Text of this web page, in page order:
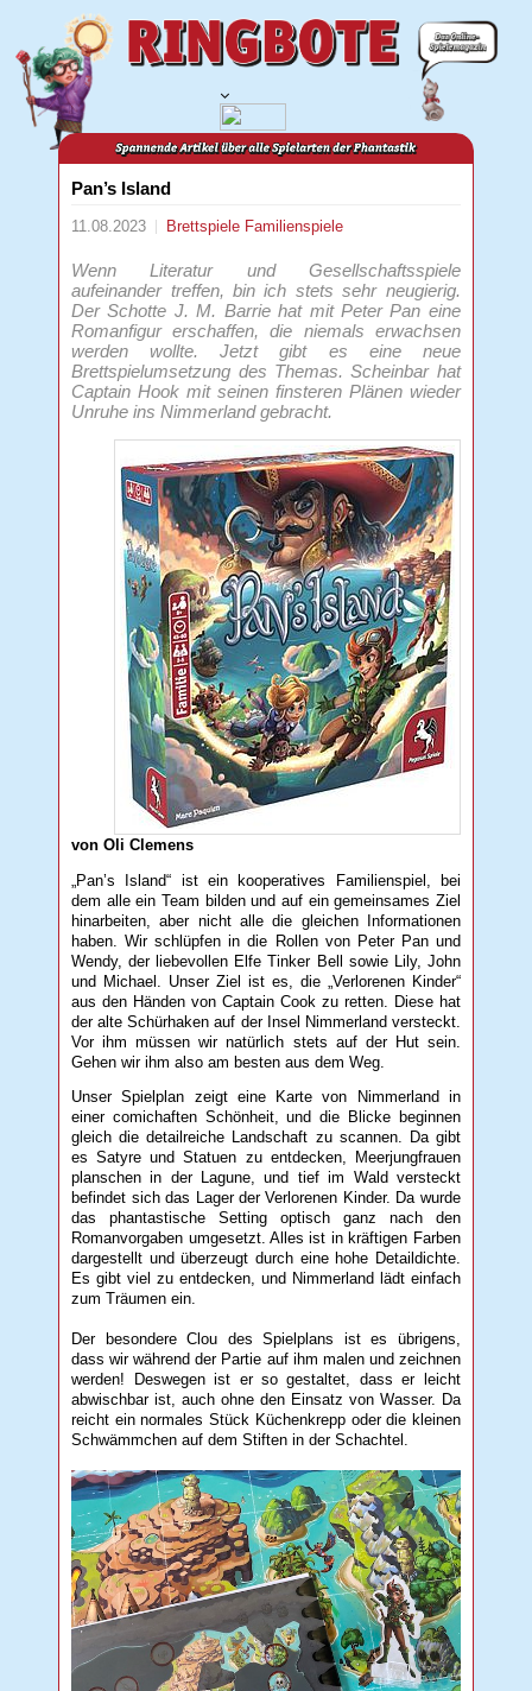
Pan’s Island
11.08.2023 Brettspiele Familienspiele
Wenn Literatur und Gesellschaftsspiele
aufeinander treffen, bin ich stets sehr neugierig.
Der Schotte J. M. Barrie hat mit Peter Pan eine
Romanfigur erschaffen, die niemals erwachsen
werden wollte. Jetzt gibt es eine neue
Brettspielumsetzung des Themas. Scheinbar hat
Captain Hook mit seinen finsteren Plänen wieder
Unruhe ins Nimmerland gebracht.
von Oli Clemens
„Pan’s Island“ ist ein kooperatives Familienspiel, bei
dem alle ein Team bilden und auf ein gemeinsames Ziel
hinarbeiten, aber nicht alle die gleichen Informationen
haben. Wir schlüpfen in die Rollen von Peter Pan und
Wendy, der liebevollen Elfe Tinker Bell sowie Lily, John
und Michael. Unser Ziel ist es, die „Verlorenen Kinder“
aus den Händen von Captain Cook zu retten. Diese hat
der alte Schürhaken auf der Insel Nimmerland versteckt.
Vor ihm müssen wir natürlich stets auf der Hut sein.
Gehen wir ihm also am besten aus dem Weg.
Unser Spielplan zeigt eine Karte von Nimmerland in
einer comichaften Schönheit, und die Blicke beginnen
gleich die detailreiche Landschaft zu scannen. Da gibt
es Satyre und Statuen zu entdecken, Meerjungfrauen
planschen in der Lagune, und tief im Wald versteckt
befindet sich das Lager der Verlorenen Kinder. Da wurde
das phantastische Setting optisch ganz nach den
Romanvorgaben umgesetzt. Alles ist in kräftigen Farben
dargestellt und überzeugt durch eine hohe Detaildichte.
Es gibt viel zu entdecken, und Nimmerland lädt einfach
zum Träumen ein.
Der besondere Clou des Spielplans ist es übrigens,
dass wir während der Partie auf ihm malen und zeichnen
werden! Deswegen ist er so gestaltet, dass er leicht
abwischbar ist, auch ohne den Einsatz von Wasser. Da
reicht ein normales Stück Küchenkrepp oder die kleinen
Schwämmchen auf dem Stiften in der Schachtel.